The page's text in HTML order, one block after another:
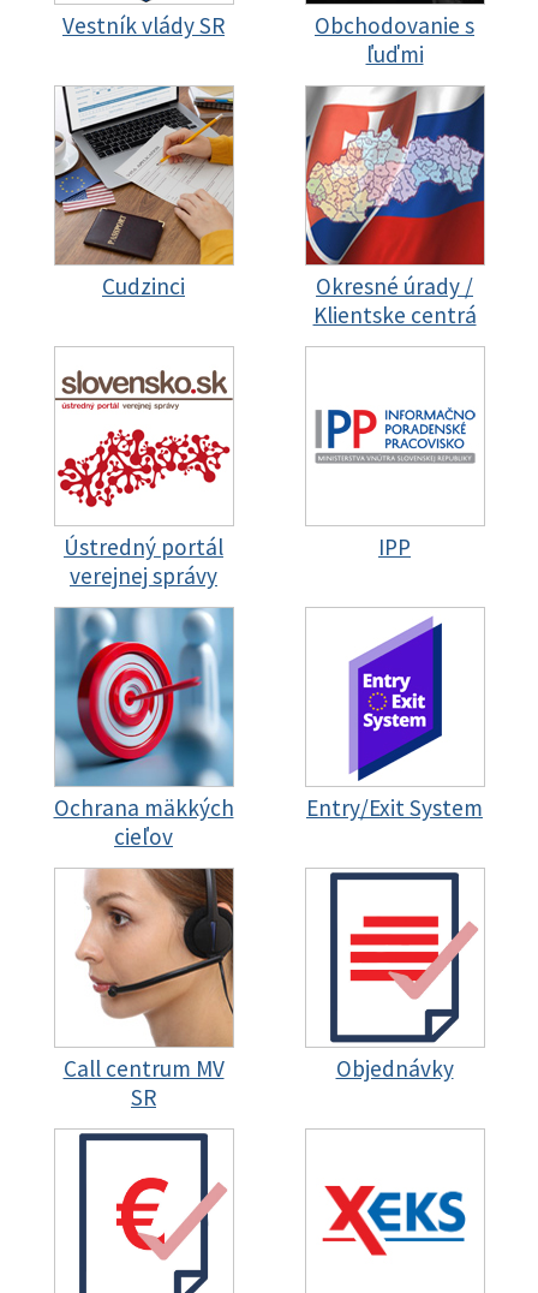
Vestník vlády SR
Obchodovanie s
ľuďmi
Cudzinci
Okresné úrady /
Klientske centrá
Ústredný portál
verejnej správy
IPP
Ochrana mäkkých
cieľov
Entry/Exit System
Call centrum MV
SR
Objednávky